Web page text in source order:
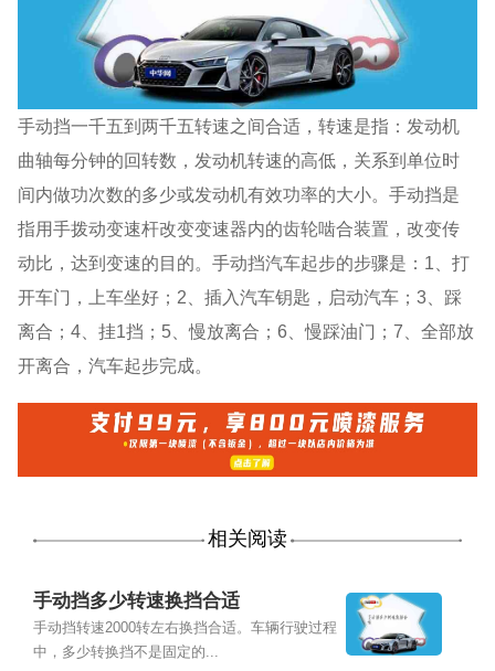
手动挡一千五到两千五转速之间合适，转速是指：发动机
曲轴每分钟的回转数，发动机转速的高低，关系到单位时
间内做功次数的多少或发动机有效功率的大小。手动挡是
指用手拨动变速杆改变变速器内的齿轮啮合装置，改变传
动比，达到变速的目的。手动挡汽车起步的步骤是：1、打
开车门，上车坐好；2、插入汽车钥匙，启动汽车；3、踩
离合；4、挂1挡；5、慢放离合；6、慢踩油门；7、全部放
开离合，汽车起步完成。
相关阅读
手动挡多少转速换挡合适
手动挡转速2000转左右换挡合适。车辆行驶过程
中，多少转换挡不是固定的...